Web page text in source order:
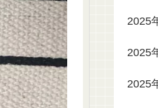
2025
2025
2025